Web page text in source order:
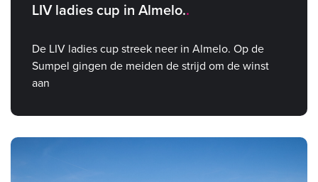
LIV ladies cup in Almelo.
De LIV ladies cup streek neer in Almelo. Op de
Sumpel gingen de meiden de strijd om de winst
aan